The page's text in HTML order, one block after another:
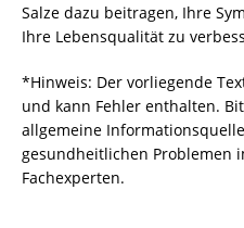
Salze dazu beitragen, Ihre
Ihre Lebensqualität zu
*Hinweis: Der vorliegende
und kann Fehler enthalten.
allgemeine
gesundheitlichen Problemen
Fachexperten.